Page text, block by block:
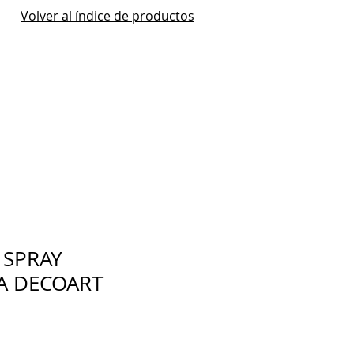
Volver al índice de productos
DECOART